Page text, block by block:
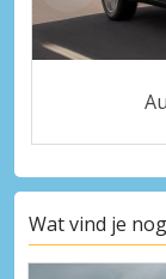
Wat vind je